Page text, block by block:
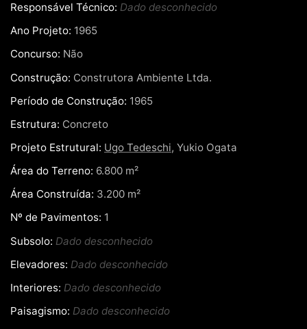
Responsável Técnico: Dado desconhecido
Ano Projeto: 1965
Concurso: Não
Construção: Construtora Ambiente Ltda.
Período de Construção: 1965
Estrutura: Concreto
Projeto Estrutural: Ugo Tedeschi, Yukio Ogata
Área do Terreno: 6.800 m²
Área Construída: 3.200 m²
Nº de Pavimentos: 1
Subsolo: Dado desconhecido
Elevadores: Dado desconhecido
Interiores: Dado desconhecido
Paisagismo: Dado desconhecido